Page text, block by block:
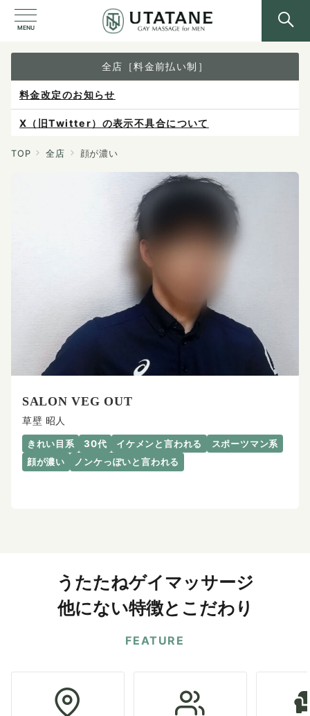
MENU
全店［料金前払い制］
料金改定のお知らせ
X（旧Twitter）の表示不具合について
ご予約は各店へ直接お問い合わせください。
料金は当日施術前にお支払いください。
感染症防止対策について
TOP 全店 顔が濃い
SALON VEG OUT
草壁 昭人
きれい目系 30代 イケメンと言われる
スポーツマン系
顔が濃い
ノンケっぽいと言われる
うたたねゲイマッサージ
他にない特徴とこだわり
FEATURE